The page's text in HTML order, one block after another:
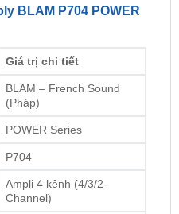
BLAM P704 POWER
Giá trị chi tiết
BLAM – French Sound
(Pháp)
POWER Series
P704
Ampli 4 kênh (4/3/2-
Channel)